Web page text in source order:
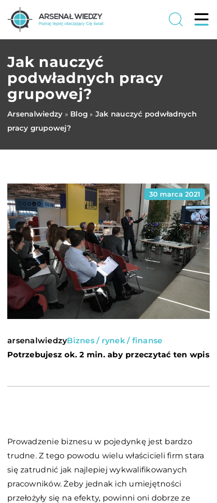
Jak nauczyć
podwładnych pracy
grupowej?
Arsenalwiedzy » Blog » Jak nauczyć podwładnych
pracy grupowej?
30 marca 2021
arsenalwiedzyBiznes / rynek / finanse
Potrzebujesz ok. 2 min. aby przeczytać ten wpis
Prowadzenie biznesu w pojedynkę jest bardzo
trudne. Z tego powodu wielu właścicieli firm stara
się zatrudnić jak najlepiej wykwalifikowanych
pracowników. Żeby jednak ich umiejętności
przełożyły się na efekty, powinni oni dobrze ze